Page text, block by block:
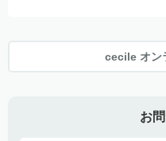
cecile オン
お